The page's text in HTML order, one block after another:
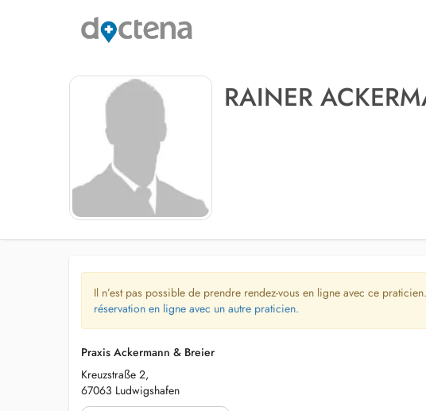
RAINER
Il n’est pas possible de prendre rendez-vous en ligne avec ce praticien.
réservation en ligne avec un autre praticien.
Praxis Ackermann & Breier
Kreuzstraße 2,
67063 Ludwigshafen